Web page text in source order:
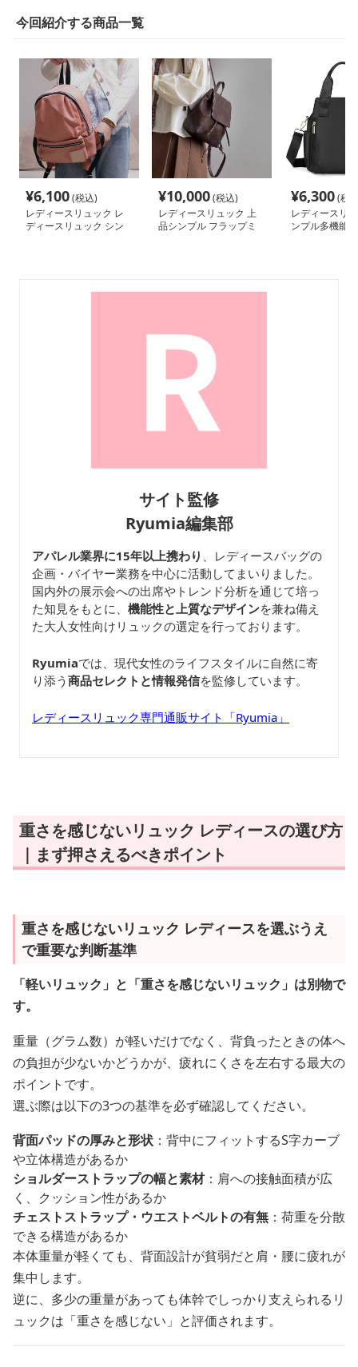
今回紹介する商品一覧
¥6,100(税込)
レディースリュック レ
ディースリュック シン
¥10,000(税込)
レディースリュック 上
品シンプル フラップミ
¥6,300(税
レディースリ
ンプル多機能
サイト監修
Ryumia編集部
アパレル業界に15年以上携わり
、レディースバッグの
企画・バイヤー業務を中心に活動してまいりました。
国内外の展示会への出席やトレンド分析を通じて培っ
た知見をもとに、 機能性と上質なデザインを兼ね備え
た大人女性向けリュックの選定を行っております。
Ryumiaでは、現代女性のライフスタイルに自然に寄
り添う 商品セレクトと情報発信を監修しています。
レディースリュック専門通販サイト「Ryumia」
重さを感じないリュック レディースの選び方
｜まず押さえるべきポイント
重さを感じないリュック レディースを選ぶうえ
で重要な判断基準
「軽いリュック」と「重さを感じないリュック」は別物で
す。
重量（グラム数）が軽いだけでなく、背負ったときの体へ
の負担が少ないかどうかが、疲れにくさを左右する最大の
ポイントです。
選ぶ際は以下の3つの基準を必ず確認してください。
背面パッドの厚みと形状 ：背中にフィットするS字カーブ
や立体構造があるか
ショルダーストラップの幅と素材：肩への接触面積が広
く、クッション性があるか
チェストストラップ・ウエストベルトの有無 ：荷重を分散
できる構造があるか
本体重量が軽くても、背面設計が貧弱だと肩・腰に疲れが
集中します。
逆に、多少の重量があっても体幹でしっかり支えられるリ
ュックは「重さを感じない」と評価されます。